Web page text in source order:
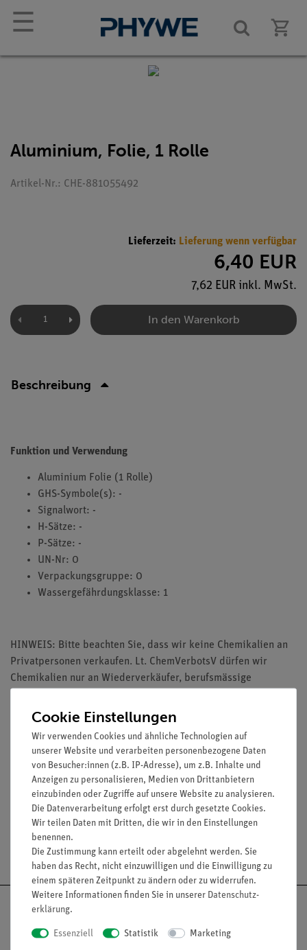
☰
Aluminium, Folie, 1 Rolle
Artikel-Nr.: CHE-881055492
Lieferzeit: Lieferung wenn verfügbar
6,40 EUR
7,62 EUR inkl. MwSt.
In den Warenkorb
Beschreibung
Funktion und Verwendung
Aluminium Folie (1 Rolle)
GHS-Symbole(s): -
Signalwort: -
H-Sätze: -
P-Sätze: -
UN-Nr: 0
Verpackungsgruppe: 0
Wassergefährdungsklasse: 1
HINWEIS: Bitte beachten Sie, dass wir keine Chemikalien an
Privatpersonen verkaufen. Lt. ChemVerbotsV dürfen wir
Chemikalien nur an Wiederverkäufer, berufsmässige
Lehranstalten abgeben.
Media / Downloads
Versandkostenfrei ab 300,- €
Cookie Einstellungen
Wir verwenden Cookies und ähnliche Technologien auf
unserer Website und verarbeiten personenbezogene Daten
von Besucher:innen (z.B. IP-Adresse), um z.B. Inhalte und
Anzeigen zu personalisieren, Medien von Drittanbietern
einzubinden oder Zugriffe auf unsere Website zu analysieren.
Die Datenverarbeitung erfolgt erst durch gesetzte Cookies.
Wir teilen Daten mit Dritten, die wir in den Einstellungen
benennen.
Die Zustimmung kann erteilt oder abgelehnt werden. Sie
haben das Recht, nicht einzuwilligen und die Einwilligung zu
einem späteren Zeitpunkt zu ändern oder zu widerrufen.
Weitere Informationen finden Sie in unserer Daten­schutz­
erklärung.
Essenziell Statistik Marketing